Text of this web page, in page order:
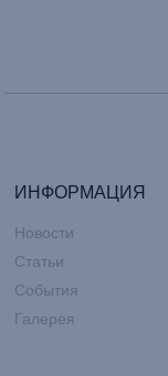
ИНФОРМАЦИЯ
Новости
Статьи
События
Галерея